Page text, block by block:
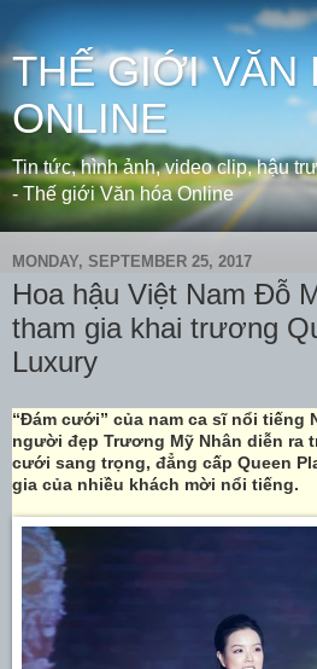
THẾ GIỚI VĂN
ONLINE
Tin tức, hình ảnh, video clip, hậu
- Thế giới Văn hóa Online
MONDAY, SEPTEMBER 25, 2017
Hoa hậu Việt Nam Đỗ
tham gia khai trương
Luxury
“Đám cưới” của nam ca sĩ nổi tiếng
người đẹp Trương Mỹ Nhân diễn ra
cưới sang trọng, đẳng cấp Queen
gia của nhiều khách mời nổi tiếng.